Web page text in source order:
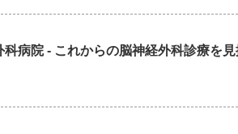
科病院 - これからの脳神経外科診療を